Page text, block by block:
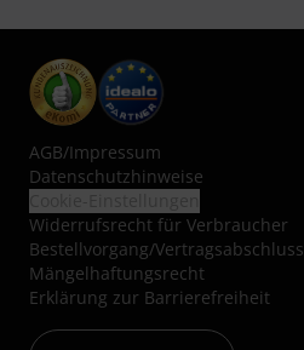
AGB/Impressum
Datenschutzhinweise
Widerrufsrecht für Verbraucher
Bestellvorgang/Vertragsabschluss
Mängelhaftungsrecht
Erklärung zur Barrierefreiheit